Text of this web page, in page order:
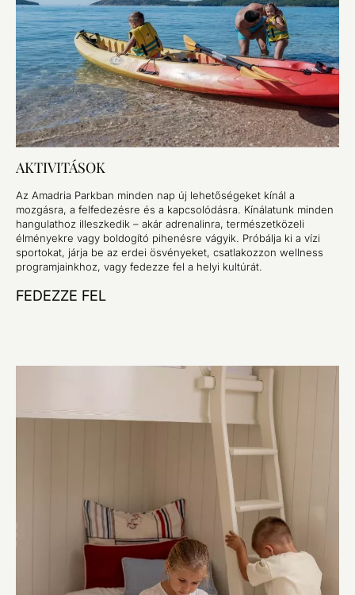
AKTIVITÁSOK
Az Amadria Parkban minden nap új lehetőségeket kínál a
mozgásra, a felfedezésre és a kapcsolódásra. Kínálatunk minden
hangulathoz illeszkedik – akár adrenalinra, természetközeli
élményekre vagy boldogító pihenésre vágyik. Próbálja ki a vízi
sportokat, járja be az erdei ösvényeket, csatlakozzon wellness
programjainkhoz, vagy fedezze fel a helyi kultúrát.
FEDEZZE FEL